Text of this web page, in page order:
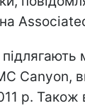
Canyon,
р. Також